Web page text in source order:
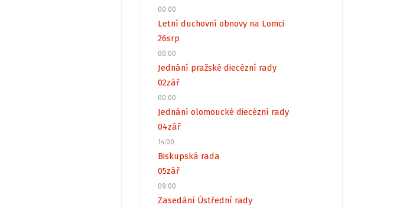
00:00
Letní duchovní obnovy na Lomci
26srp
00:00
Jednání pražské diecézní rady
02zář
00:00
Jednání olomoucké diecézní rady
04zář
14:00
Biskupská rada
05zář
09:00
Zasedání Ústřední rady